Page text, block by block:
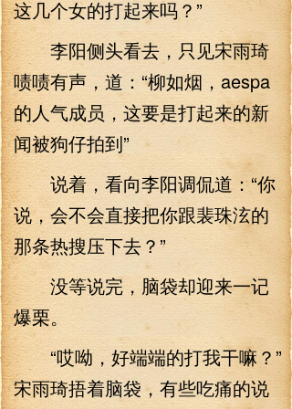
这几个女的打起来吗？”
李阳侧头看去，只见宋雨琦
啧啧有声，道：“柳如烟，aespa
的人气成员，这要是打起来的新
闻被狗仔拍到”
说着，看向李阳调侃道：“你
说，会不会直接把你跟裴珠泫的
那条热搜压下去？”
没等说完，脑袋却迎来一记
爆栗。
“哎呦，好端端的打我干嘛？”
宋雨琦捂着脑袋，有些吃痛的说